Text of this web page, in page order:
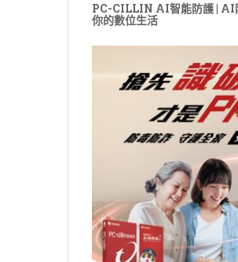
PC-CILLIN AI智能防護 | AI
你的數位生活